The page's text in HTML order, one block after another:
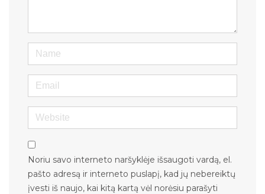
Name
Email
Website
Noriu savo interneto naršyklėje išsaugoti vardą, el.
pašto adresą ir interneto puslapį, kad jų nebereiktų
įvesti iš naujo, kai kitą kartą vėl norėsiu parašyti